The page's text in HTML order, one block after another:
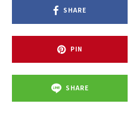
SHARE
PIN
SHARE